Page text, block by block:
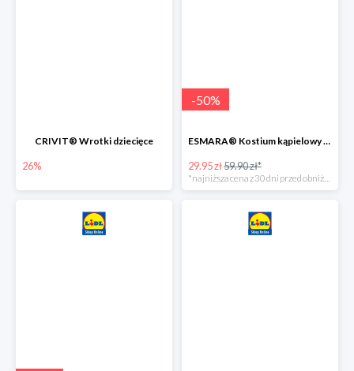
CRIVIT® Wrotki dziecięce
26%
-50%
ESMARA® Kostium kąpielowy ciążowy lub tankini ciążowe -50%
29.95 zł59.90 zł*